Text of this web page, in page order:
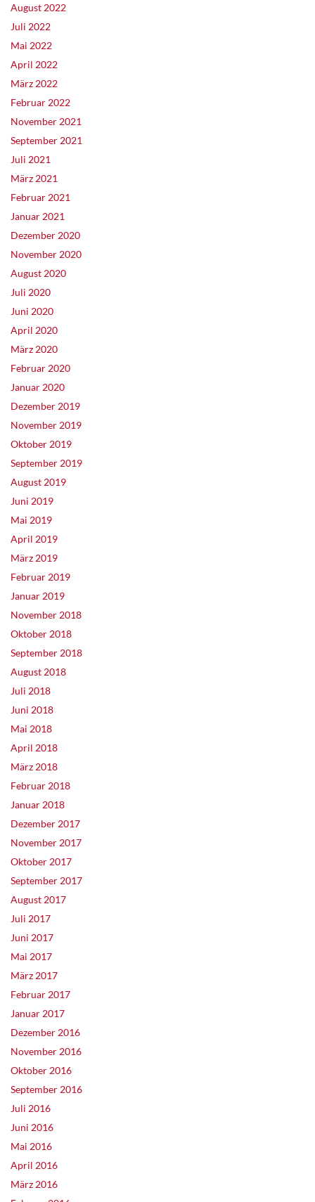
August 2022
Juli 2022
Mai 2022
April 2022
März 2022
Februar 2022
November 2021
September 2021
Juli 2021
März 2021
Februar 2021
Januar 2021
Dezember 2020
November 2020
August 2020
Juli 2020
Juni 2020
April 2020
März 2020
Februar 2020
Januar 2020
Dezember 2019
November 2019
Oktober 2019
September 2019
August 2019
Juni 2019
Mai 2019
April 2019
März 2019
Februar 2019
Januar 2019
November 2018
Oktober 2018
September 2018
August 2018
Juli 2018
Juni 2018
Mai 2018
April 2018
März 2018
Februar 2018
Januar 2018
Dezember 2017
November 2017
Oktober 2017
September 2017
August 2017
Juli 2017
Juni 2017
Mai 2017
März 2017
Februar 2017
Januar 2017
Dezember 2016
November 2016
Oktober 2016
September 2016
Juli 2016
Juni 2016
Mai 2016
April 2016
März 2016